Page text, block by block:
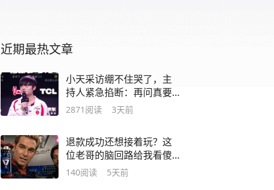
近期最热文章
小天采访绷不住哭了，主
持人紧急掐断：再问真要
出事了
2871 阅读 3天前
退款成功还想接着玩？这
位老哥的脑回路给我看傻
了
140阅读 5天前